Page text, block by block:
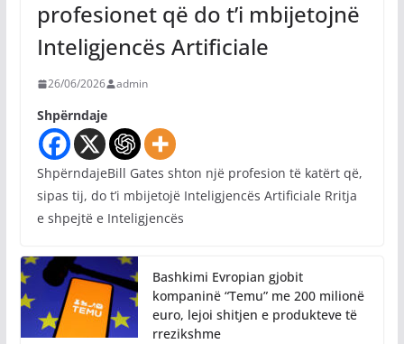
profesionet që do t’i mbijetojnë
Inteligjencës Artificiale
26/06/2026 admin
Shpërndaje
ShpërndajeBill Gates shton një profesion të katërt që,
sipas tij, do t’i mbijetojë Inteligjencës Artificiale Rritja
e shpejtë e Inteligjencës
Bashkimi Evropian gjobit
kompaninë “Temu” me 200 milionë
euro, lejoi shitjen e produkteve të
rrezikshme